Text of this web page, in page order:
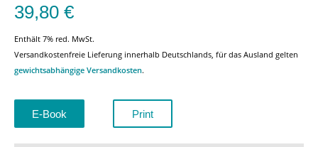
39,80 €
Enthält 7% red. MwSt.
Versandkostenfreie Lieferung innerhalb Deutschlands, für das Ausland gelten
gewichtsabhängige Versandkosten.
E-Book Print